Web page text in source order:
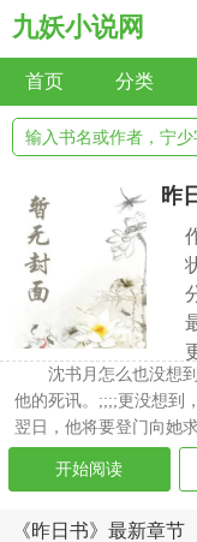
九妖小说网
首页 分类
昨
沈书月怎么也没想
他的死讯。;;;;更没想到
翌日，他将要登门向她
开始阅读
《昨日书》最新章节